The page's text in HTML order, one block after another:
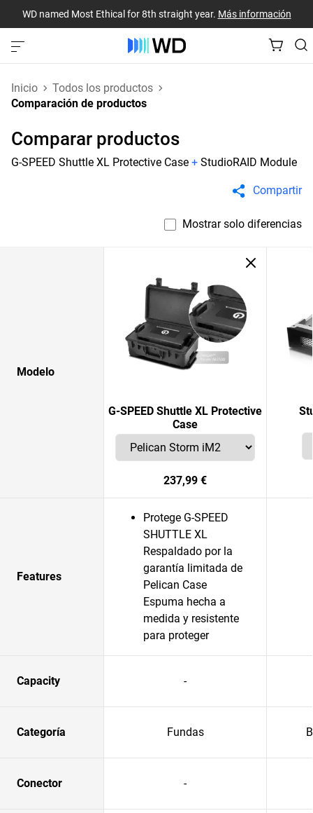
WD named Most Ethical for 8th straight year. Más información
Inicio
Todos los productos
Comparación de productos
Comparar productos
G-SPEED Shuttle XL Protective Case + StudioRAID Module
Compartir
Mostrar solo diferencias
Modelo
G-SPEED Shuttle XL Protective
Case
237,99 €
Features
Protege G-SPEED
SHUTTLE XL
Respaldado por la
garantía limitada de
Pelican Case
Espuma hecha a
medida y resistente
para proteger
Capacity -
Categoría Fundas
Conector -